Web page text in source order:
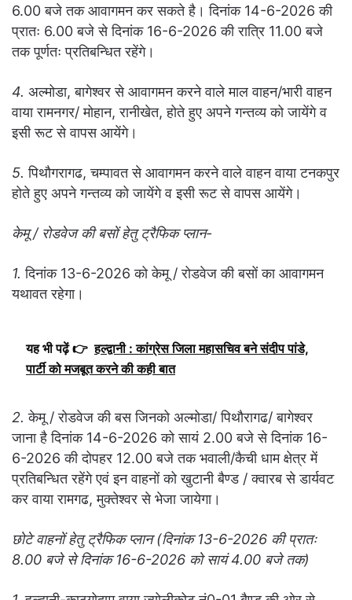
6.00 बजे तक आवागमन कर सकते है। दिनांक 14-6-2026 की
प्रातः 6.00 बजे से दिनांक 16-6-2026 की रात्रि 11.00 बजे
तक पूर्णतः प्रतिबन्धित रहेंगे।
4. अल्मोडा, बागेश्वर से आवागमन करने वाले माल वाहन/भारी वाहन
वाया रामनगर/ मोहान, रानीखेत, होते हुए अपने गन्तव्य को जायेंगे व
इसी रूट से वापस आयेंगे।
5. पिथौगरागढ, चम्पावत से आवागमन करने वाले वाहन वाया टनकपुर
होते हुए अपने गन्तव्य को जायेंगे व इसी रूट से वापस आयेंगे।
केमू / रोडवेज की बसों हेतु ट्रैफिक प्लान-
1. दिनांक 13-6-2026 को केमू / रोडवेज की बसों का आवागमन
यथावत रहेगा।
यह भी पढ़ें 👉 हल्द्वानी : कांग्रेस जिला महासचिव बने संदीप पांडे,
पार्टी को मजबूत करने की कही बात
2. केमू / रोडवेज की बस जिनको अल्मोडा/ पिथौरागढ/ बागेश्वर
जाना है दिनांक 14-6-2026 को सायं 2.00 बजे से दिनांक 16-
6-2026 की दोपहर 12.00 बजे तक भवाली/कैची धाम क्षेत्र में
प्रतिबन्धित रहेंगे एवं इन वाहनों को खुटानी बैण्ड / क्वारब से डार्यवट
कर वाया रामगढ, मुक्तेश्वर से भेजा जायेगा।
छोटे वाहनों हेतु ट्रैफिक प्लान (दिनांक 13-6-2026 की प्रातः
8.00 बजे से दिनांक 16-6-2026 को सायं 4.00 बजे तक)